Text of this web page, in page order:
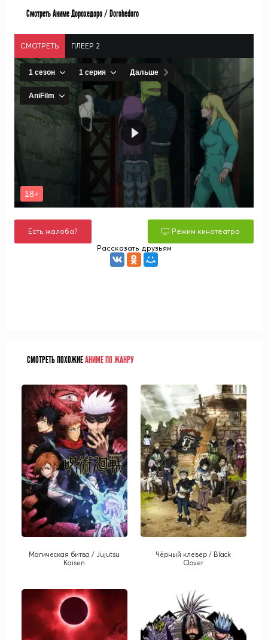
Смотреть Аниме Дорохедоро / Dorohedoro
СМОТРЕТЬ ПЛЕЕР 2
Есть жалоба?
Режим кинотеатра
Рассказать друзьям
СМОТРЕТЬ ПОХОЖИЕАНИМЕ ПО ЖАНРУ
Магическая битва / Jujutsu
Kaisen
Чёрный клевер / Black
Clover